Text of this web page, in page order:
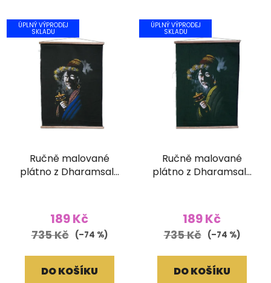
ÚPLNÝ VÝPRODEJ
SKLADU
Ručně malované
plátno z Dharamsaly
189 Kč
735 Kč (–74 %)
DO KOŠÍKU
ÚPLNÝ VÝPRODEJ
SKLADU
Ručně malované
plátno z Dharamsaly
189 Kč
735 Kč (–74 %)
DO KOŠÍKU